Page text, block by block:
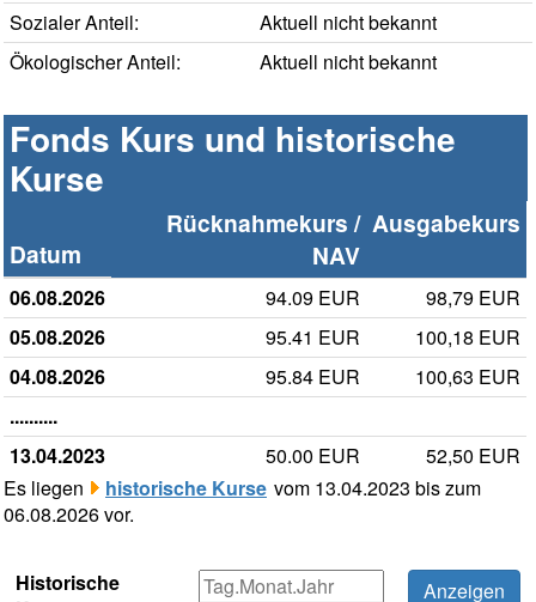
Sozialer Anteil:
Aktuell nicht bekannt
Ökologischer Anteil:
Aktuell nicht bekannt
Fonds Kurs und historische
Kurse
Datum
Rücknahmekurs /
NAV
Ausgabekurs
06.08.2026 94.09 EUR
98,79 EUR
05.08.2026
95.41 EUR
100,18 EUR
04.08.2026
95.84 EUR
100,63 EUR
..........
13.04.2023
50.00 EUR
52,50 EUR
Es liegen
historische Kurse vom 13.04.2023 bis zum
06.08.2026 vor.
Historische